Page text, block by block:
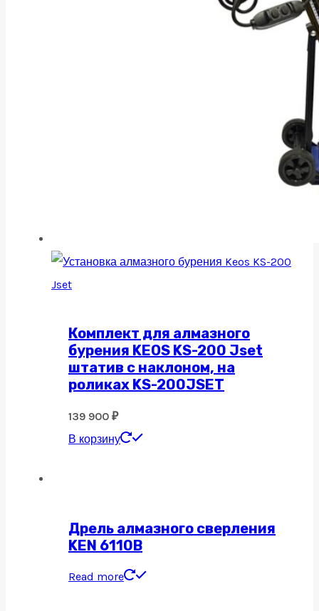
Комплект для алмазного
бурения KEOS KS-200 Jset
штатив с наклоном, на
роликах KS-200JSET
139 900 ₽
В корзину
Дрель алмазного сверления
KEN 6110B
Read more